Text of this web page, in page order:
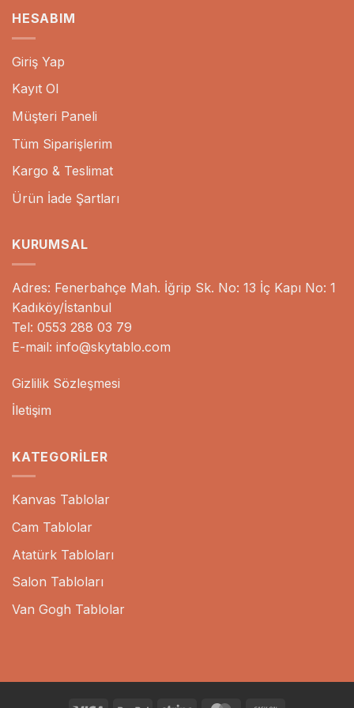
HESABIM
Giriş Yap
Kayıt Ol
Müşteri Paneli
Tüm Siparişlerim
Kargo & Teslimat
Ürün İade Şartları
KURUMSAL
Adres: Fenerbahçe Mah. İğrip Sk. No: 13 İç Kapı No: 1
Kadıköy/İstanbul
Tel: 0553 288 03 79
E-mail: info@skytablo.com
Gizlilik Sözleşmesi
İletişim
KATEGORILER
Kanvas Tablolar
Cam Tablolar
Atatürk Tabloları
Salon Tabloları
Van Gogh Tablolar